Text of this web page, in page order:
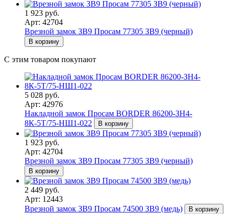
1 923 руб.
Арт: 42704
Врезной замок ЗВ9 Просам 77305 ЗВ9 (черный)
В корзину
С этим товаром покупают
5 028 руб.
Арт: 42976
Накладной замок Просам BORDER 86200-ЗН4-
8К-5Т/75-НШ1-022
В корзину
1 923 руб.
Арт: 42704
Врезной замок ЗВ9 Просам 77305 ЗВ9 (черный)
В корзину
2 449 руб.
Арт: 12443
Врезной замок ЗВ9 Просам 74500 ЗВ9 (медь)
В корзину